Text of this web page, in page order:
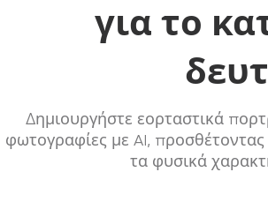
για το
Δημιουργήστε εορταστικά
φωτογραφίες με AI, προσθέτοντας
τα φυσικά